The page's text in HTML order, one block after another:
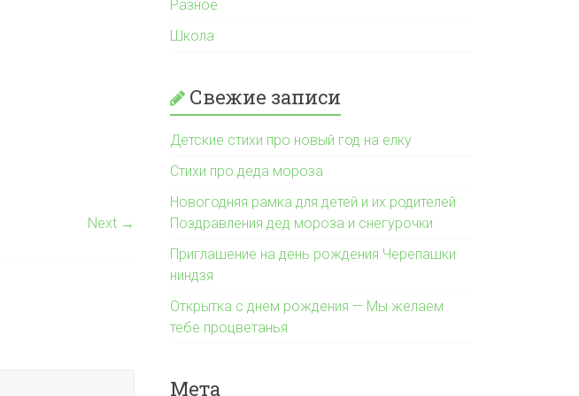
Next →
Разное
Школа
Свежие записи
Детские стихи про новый год на елку
Стихи про деда мороза
Новогодняя рамка для детей и их родителей
Поздравления дед мороза и снегурочки
Приглашение на день рождения Черепашки
ниндзя
Открытка с днем рождения — Мы желаем
тебе процветанья
Мета